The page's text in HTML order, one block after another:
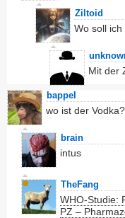
Ziltoid
Wo soll
Mit der
bappel
wo ist der Vodka?
brain
intus
TheFang
WHO-Studie:
PZ –